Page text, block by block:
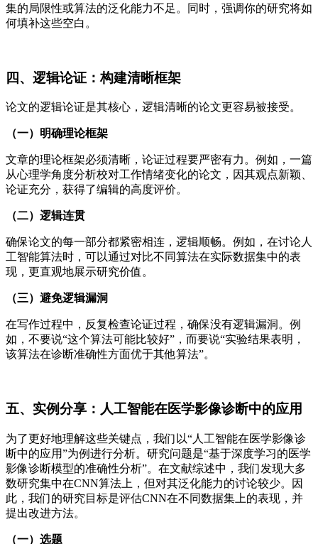
集的局限性或算法的泛化能力不足。同时，强调你的研究将如
何填补这些空白。
四、逻辑论证：构建清晰框架
论文的逻辑论证是其核心，逻辑清晰的论文更容易被接受。
（一）明确理论框架
文章的理论框架必须清晰，论证过程要严密有力。例如，一篇
从心理学角度分析校对工作情绪变化的论文，因其观点新颖、
论证充分，获得了编辑的高度评价。
（二）逻辑连贯
确保论文的每一部分都紧密相连，逻辑顺畅。例如，在讨论人
工智能算法时，可以通过对比不同算法在实际数据集中的表
现，更直观地展示研究价值。
（三）避免逻辑漏洞
在写作过程中，反复检查论证过程，确保没有逻辑漏洞。例
如，不要说“这个算法可能比较好”，而要说“实验结果表明，
该算法在诊断准确性方面优于其他算法”。
五、实例分享：人工智能在医学影像诊断中的应用
为了更好地理解这些关键点，我们以“人工智能在医学影像诊
断中的应用”为例进行分析。研究问题是“基于深度学习的医学
影像诊断模型的准确性分析”。在文献综述中，我们发现大多
数研究集中在CNN算法上，但对其泛化能力的讨论较少。因
此，我们的研究目标是评估CNN在不同数据集上的表现，并
提出改进方法。
（一）选题